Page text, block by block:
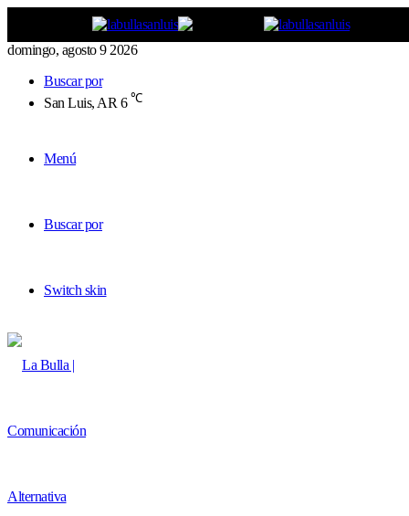
domingo, agosto 9 2026
Buscar por
San Luis, AR 6 ℃
Menú
Buscar por
Switch skin